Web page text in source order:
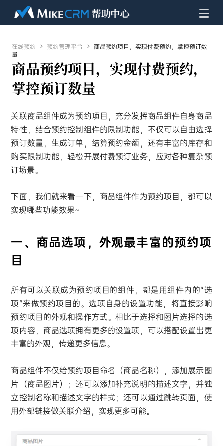
在线预约  预约管理平台  商品预约项目，实现付费预约，掌控预订数
量
商品预约项目，实现付费预约，
掌控预订数量
关联商品组件成为预约项目，充分发挥商品组件自身商品
特性，结合预约控制组件的限制功能，不仅可以自由选择
预订数量，生成订单，结算预约金额，还有丰富的库存和
购买限制功能，轻松开展付费预订业务，应对各种复杂预
订场景。
下面，我们就来看一下，商品组件作为预约项目，都可以
实现哪些功能效果~
一、商品选项，外观最丰富的预约项
目
所有可以关联成为预约项目的组件，都是用组件内的“选
项”来做预约项目的。选项自身的设置功能，将直接影响
预约项目的外观和操作方式。相比于选择和图片选择的选
项内容，商品选项拥有更多的设置项，可以搭配设置出更
丰富的外观，传递更多信息。
商品组件不仅给预约项目命名（商品名称），添加展示图
片（商品图片）；还可以添加补充说明的描述文字，并独
立控制名称和描述文字的样式；还可以通过跳转页面，使
用外部链接做关联介绍，实现更多可能。